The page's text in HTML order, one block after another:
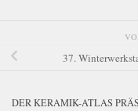
37.
DER KERAMIK-ATLAS